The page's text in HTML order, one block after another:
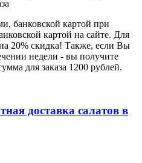
банковской картой при
картой на сайте. Для
20% скидка! Также, если Вы
недели - вы получите
для заказа 1200 рублей.
доставка салатов в